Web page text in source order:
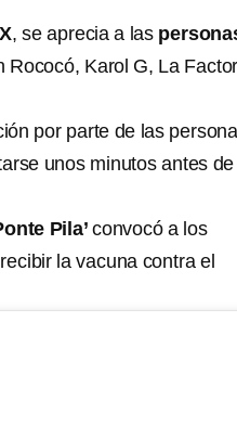
, se aprecia a las
Rococó, Karol G, La
por parte de las
unos minutos antes de
Pila’convocó a los
la vacuna contra el